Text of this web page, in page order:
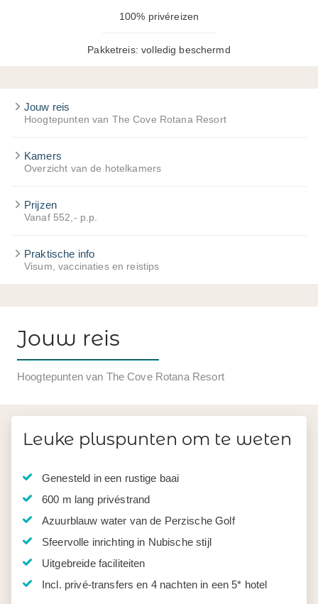
100% privéreizen
Pakketreis: volledig beschermd
Jouw reis
Hoogtepunten van The Cove Rotana Resort
Kamers
Overzicht van de hotelkamers
Prijzen
Vanaf 552,- p.p.
Praktische info
Visum, vaccinaties en reistips
Jouw reis
Hoogtepunten van The Cove Rotana Resort
Leuke pluspunten om te weten
Genesteld in een rustige baai
600 m lang privéstrand
Azuurblauw water van de Perzische Golf
Sfeervolle inrichting in Nubische stijl
Uitgebreide faciliteiten
Incl. privé-transfers en 4 nachten in een 5* hotel